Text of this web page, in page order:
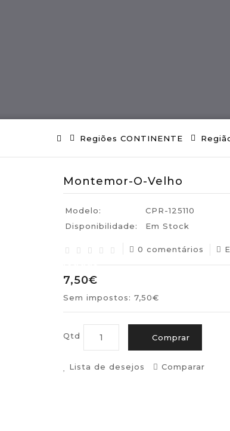
Certificadas
Regiões CONTINENTE
Montemor-O-Velho
Modelo:
CPR-125110
Disponibilidade:
Em Stock
0 comentários
7,50€
Sem impostos: 7,50€
Qtd Comprar
Lista de desejos Comparar